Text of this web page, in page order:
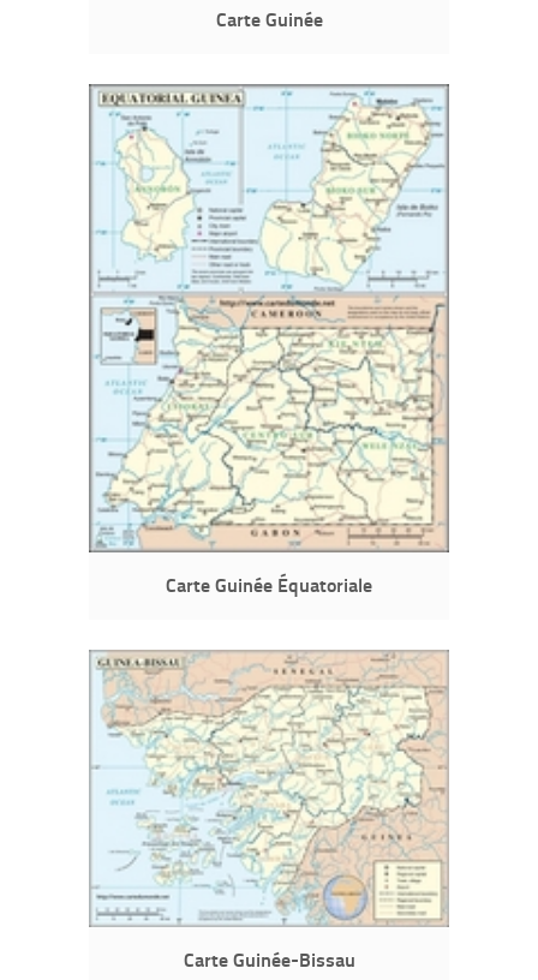
Carte Guinée
Carte Guinée Équatoriale
Carte Guinée-Bissau